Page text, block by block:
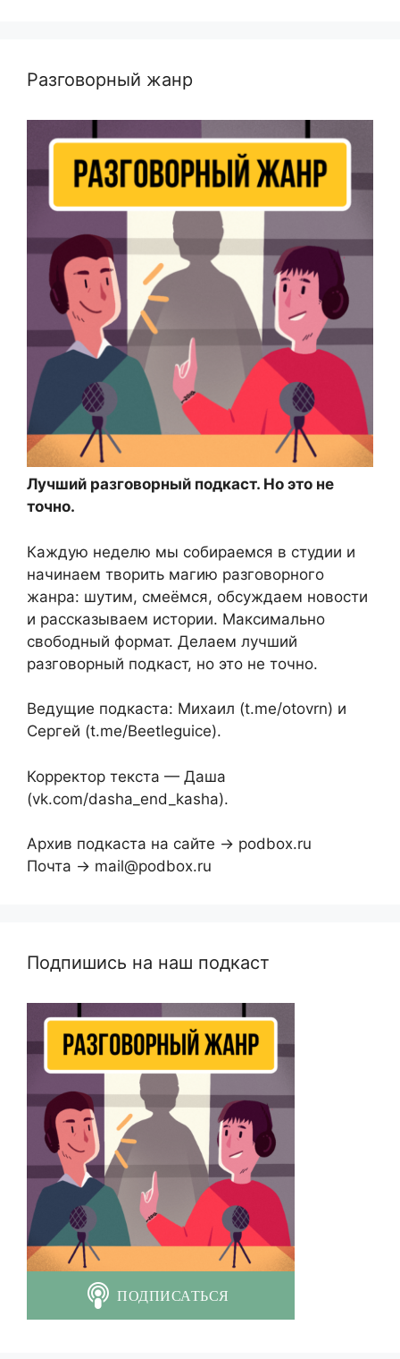
Разговорный жанр
Лучший разговорный подкаст. Но это не
точно.
Каждую неделю мы собираемся в студии и
начинаем творить магию разговорного
жанра: шутим, смеёмся, обсуждаем новости
и рассказываем истории. Максимально
свободный формат. Делаем лучший
разговорный подкаст, но это не точно.
Ведущие подкаста: Михаил (t.me/otovrn) и
Сергей (t.me/Beetleguice).
Корректор текста — Даша
(vk.com/dasha_end_kasha).
Архив подкаста на сайте → podbox.ru
Почта → mail@podbox.ru
Подпишись на наш подкаст